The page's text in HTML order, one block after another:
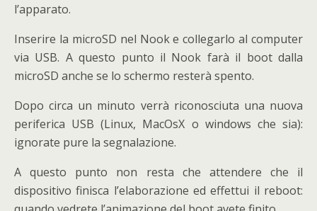
l’apparato.
Inserire la microSD nel Nook e collegarlo al computer
via USB. A questo punto il Nook farà il boot dalla
microSD anche se lo schermo resterà spento.
Dopo circa un minuto verrà riconosciuta una nuova
periferica USB (Linux, MacOsX o windows che sia):
ignorate pure la segnalazione.
A questo punto non resta che attendere che il
dispositivo finisca l’elaborazione ed effettui il reboot: